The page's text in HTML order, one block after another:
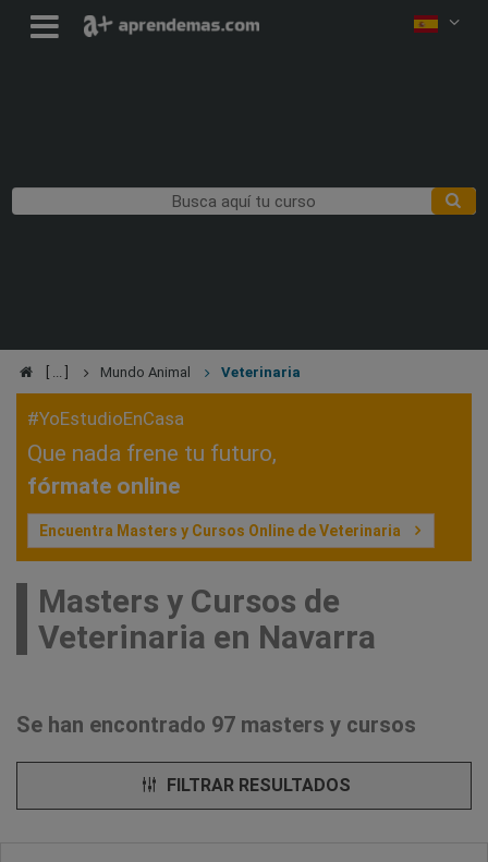
Mundo Animal Veterinaria
#YoEstudioEnCasa
Que nada frene tu futuro,
fórmate online
Encuentra Masters y Cursos Online de Veterinaria
Masters y Cursos de
Veterinaria en Navarra
Se han encontrado 97 masters y cursos
FILTRAR RESULTADOS